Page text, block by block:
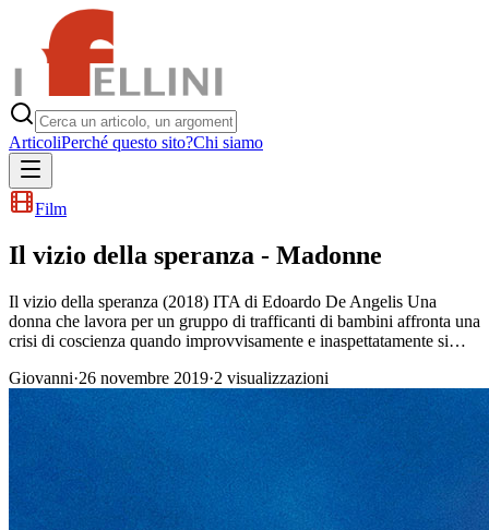
ArticoliPerché questo sito?Chi siamo
Film
Il vizio della speranza - Madonne
Il vizio della speranza (2018) ITA di Edoardo De Angelis Una
donna che lavora per un gruppo di trafficanti di bambini affronta una
crisi di coscienza quando improvvisamente e inaspettatamente si…
Giovanni·26 novembre 2019·2 visualizzazioni